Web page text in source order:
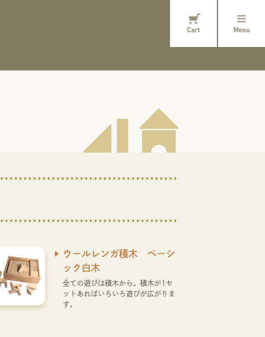
Cart Menu
ウールレンガ積木 ベーシ
ック白木
全ての遊びは積木から。積木が1セ
ットあればいろいろ遊びが広がりま
す。